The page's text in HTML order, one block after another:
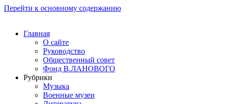
Перейти к основному содержанию
Главная
О сайте
Руководство
Общественный совет
Фонд В.ЛАНОВОГО
Рубрики
Музыка
Военные музеи